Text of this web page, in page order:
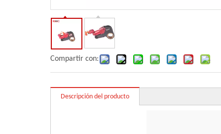
Compartir con:
Descripción del producto